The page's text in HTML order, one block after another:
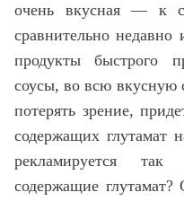
очень вкусная — к
сравнительно недавно
продукты быстрого
соусы, во всю вкусную
потерять зрение,
содержащих глутамат
рекламируется
содержащие